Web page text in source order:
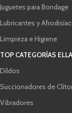
Juguetes para Bondage
Lubricantes y
Limpieza e Higiene
TOP CATEGORÍAS
Dildos
Succionadores de
Vibradores